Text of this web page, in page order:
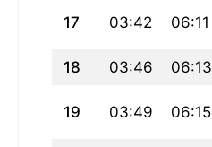
17 03:42 06:11
18 03:46 06:13
19 03:49 06:15